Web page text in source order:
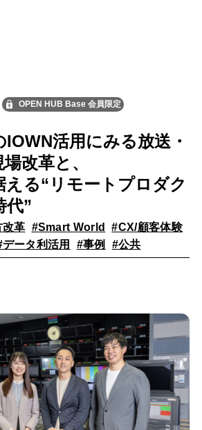
OPEN HUB Base 会員限定
活用にみる放送・
改革と、
える“リモートプロダク
代”
改革 #Smart World #CX/顧客体験
データ利活用 #事例 #公共